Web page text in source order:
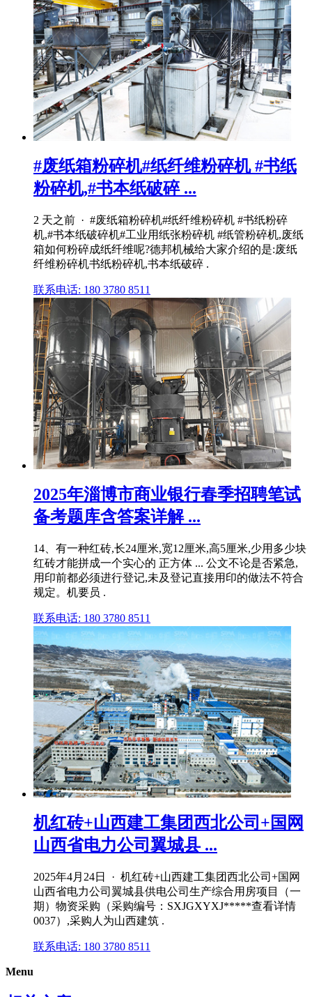
#废纸箱粉碎机#纸纤维粉碎机 #书纸
粉碎机,#书本纸破碎 ...
2 天之前 · #废纸箱粉碎机#纸纤维粉碎机 #书纸粉碎
机,#书本纸破碎机#工业用纸张粉碎机 #纸管粉碎机,废纸
箱如何粉碎成纸纤维呢?德邦机械给大家介绍的是:废纸
纤维粉碎机书纸粉碎机,书本纸破碎 .
联系电话: 180 3780 8511
2025年淄博市商业银行春季招聘笔试
备考题库含答案详解 ...
14、有一种红砖,长24厘米,宽12厘米,高5厘米,少用多少块
红砖才能拼成一个实心的 正方体 ... 公文不论是否紧急,
用印前都必须进行登记,未及登记直接用印的做法不符合
规定。机要员 .
联系电话: 180 3780 8511
机红砖+山西建工集团西北公司+国网
山西省电力公司翼城县 ...
2025年4月24日 · 机红砖+山西建工集团西北公司+国网
山西省电力公司翼城县供电公司生产综合用房项目（一
期）物资采购（采购编号：SXJGXYXJ*****查看详情
0037）,采购人为山西建筑 .
联系电话: 180 3780 8511
Menu